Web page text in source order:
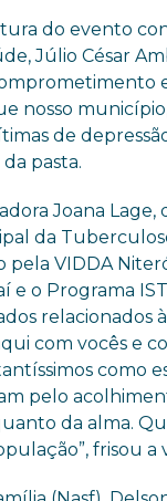
do evento
Júlio César
nosso
de
pasta.
Joana
da
pela VIDDA
e o Programa
relacionados
com vocês e
como
pelo
da alma.
frisou a